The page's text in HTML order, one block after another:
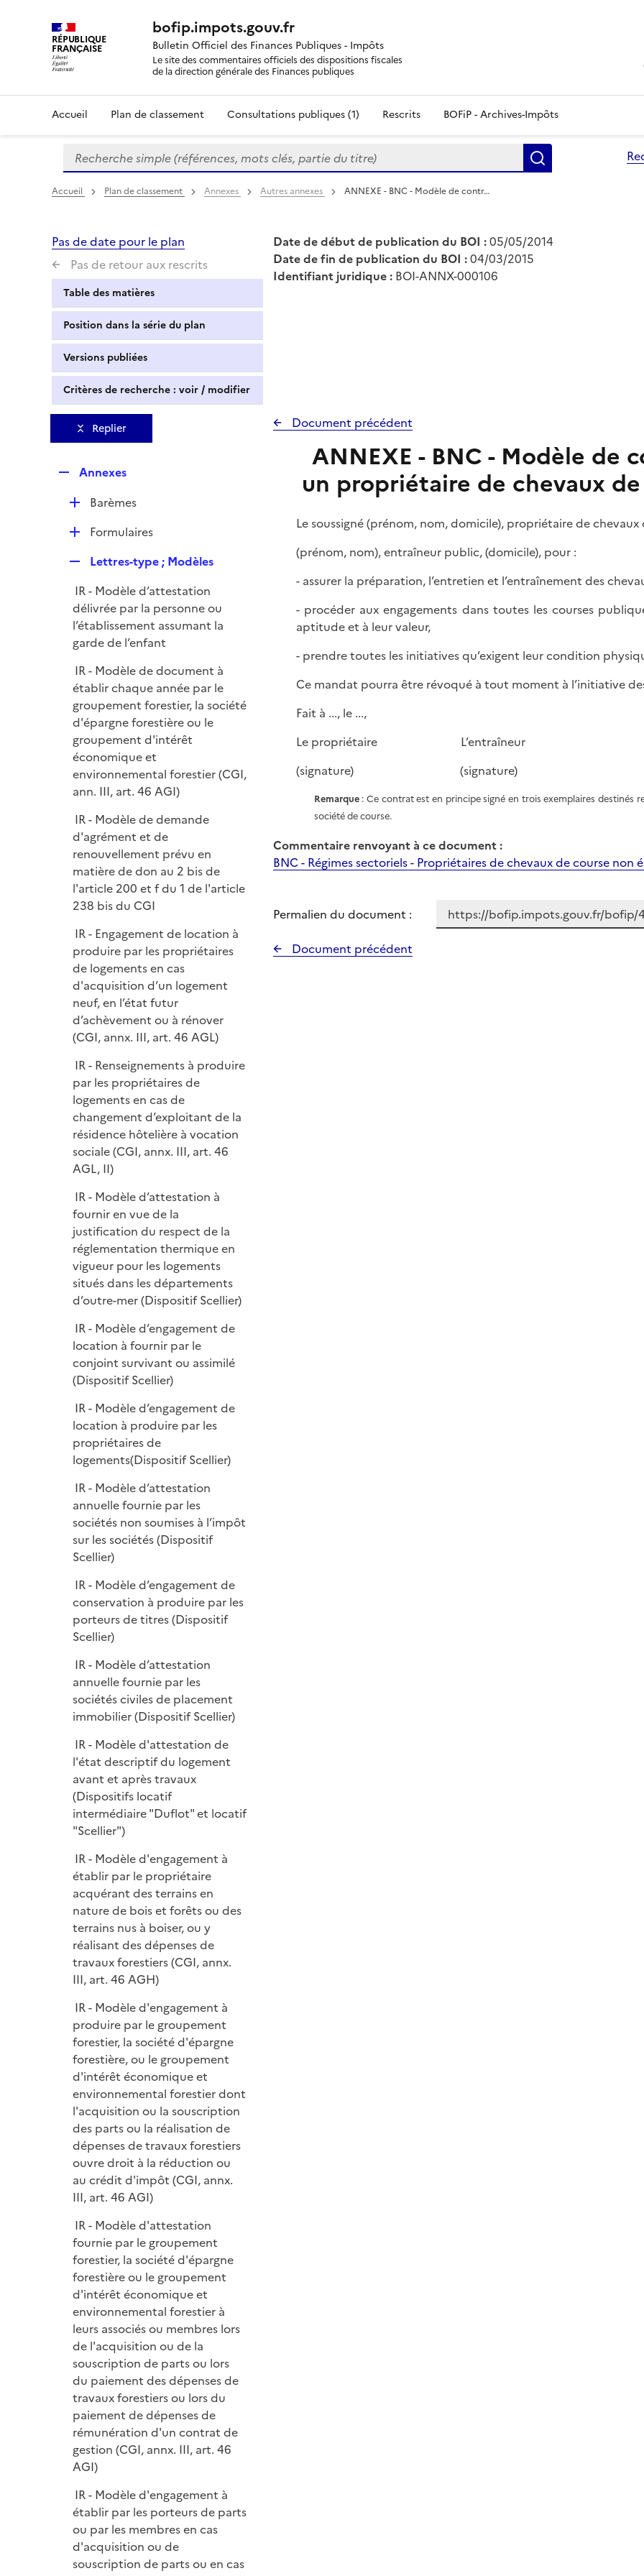
RÉPUBLIQUE
FRANÇAISE
bofip.impots.gouv.fr
Bulletin Officiel des Finances Publiques - Impôts
Le site des commentaires officiels des dispositions fiscales
de la direction générale des Finances publiques
Accueil Plan de classement Consultations publiques (1) Rescrits BOFiP - Archives-Impôts
Formulaire
de
recherche
Recherche simple (références, mots clés, partie du titre)
Accueil Plan de classement Annexes Autres annexes ANNEXE - BNC - Modèle de contr…
Pas de date pour le plan
Pas de retour aux rescrits
Table des matières
Position dans la série du plan
Versions publiées
Critères de recherche : voir / modifier
Date de début de publication du BOI :05/05/2014
Date de fin de publication du BOI :04/03/2015
Identifiant juridique : BOI-ANNX-000106
Replier
p
l
i
e
Annexes
D
e
r
Barèmes
D
l
i
e
r
Formulaires
p
l
i
e
r
Lettres-type ; Modèles
IR - Modèle d’attestation
délivrée par la personne ou
l’établissement assumant la
garde de l’enfant
IR - Modèle de document à
établir chaque année par le
groupement forestier, la société
d'épargne forestière ou le
groupement d'intérêt
économique et
environnemental forestier (CGI,
ann. III, art. 46 AGI)
IR - Modèle de demande
d'agrément et de
renouvellement prévu en
matière de don au 2 bis de
l'article 200 et f du 1 de l'article
238 bis du CGI
IR - Engagement de location à
produire par les propriétaires
de logements en cas
d'acquisition d’un logement
neuf, en l’état futur
d’achèvement ou à rénover
(CGI, annx. III, art. 46 AGL)
IR - Renseignements à produire
par les propriétaires de
logements en cas de
changement d’exploitant de la
résidence hôtelière à vocation
sociale (CGI, annx. III, art. 46
AGL, II)
IR - Modèle d’attestation à
fournir en vue de la
justification du respect de la
réglementation thermique en
vigueur pour les logements
situés dans les départements
d’outre-mer (Dispositif Scellier)
IR - Modèle d’engagement de
location à fournir par le
conjoint survivant ou assimilé
(Dispositif Scellier)
IR - Modèle d’engagement de
location à produire par les
propriétaires de
logements(Dispositif Scellier)
IR - Modèle d’attestation
annuelle fournie par les
sociétés non soumises à l’impôt
sur les sociétés (Dispositif
Scellier)
IR - Modèle d’engagement de
conservation à produire par les
porteurs de titres (Dispositif
Scellier)
IR - Modèle d’attestation
annuelle fournie par les
sociétés civiles de placement
immobilier (Dispositif Scellier)
IR - Modèle d'attestation de
l'état descriptif du logement
avant et après travaux
(Dispositifs locatif
intermédiaire "Duflot" et locatif
"Scellier")
IR - Modèle d'engagement à
établir par le propriétaire
acquérant des terrains en
nature de bois et forêts ou des
terrains nus à boiser, ou y
réalisant des dépenses de
travaux forestiers (CGI, annx.
III, art. 46 AGH)
IR - Modèle d'engagement à
produire par le groupement
forestier, la société d'épargne
forestière, ou le groupement
d'intérêt économique et
environnemental forestier dont
l'acquisition ou la souscription
des parts ou la réalisation de
dépenses de travaux forestiers
ouvre droit à la réduction ou
au crédit d'impôt (CGI, annx.
III, art. 46 AGI)
IR - Modèle d'attestation
fournie par le groupement
forestier, la société d'épargne
forestière ou le groupement
d'intérêt économique et
environnemental forestier à
leurs associés ou membres lors
de l'acquisition ou de la
souscription de parts ou lors
du paiement des dépenses de
travaux forestiers ou lors du
paiement de dépenses de
rémunération d'un contrat de
gestion (CGI, annx. III, art. 46
AGI)
IR - Modèle d'engagement à
établir par les porteurs de parts
ou par les membres en cas
d'acquisition ou de
souscription de parts ou en cas
Document précédent
ANNEXE - BNC - Modèle de
un propriétaire de chevaux
Le soussigné (prénom, nom, domicile), propriétaire de
(prénom, nom), entraîneur public, (domicile), pour :
- assurer la préparation, l’entretien et l’entraînement des
- procéder aux engagements dans toutes les courses
aptitude et à leur valeur,
- prendre toutes les initiatives qu’exigent leur condition
Ce mandat pourra être révoqué à tout moment à l’initiative
Fait à ..., le ...,
Le propriétaire L’entraîneur
(signature) (signature)
Remarque : Ce contrat est en principe signé en trois exemplaires destinés
société de course.
Commentaire renvoyant à ce document :
BNC - Régimes sectoriels - Propriétaires de chevaux de course non
Permalien du document :
Document précédent